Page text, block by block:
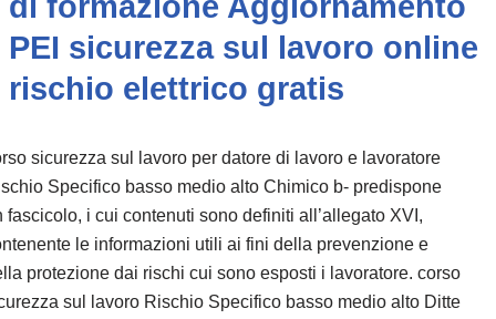
PEI sicurezza sul lavoro online
rischio elettrico gratis
sicurezza sul lavoro per datore di lavoro e lavoratore
Specifico basso medio alto Chimico b- predispone
fascicolo, i cui contenuti sono definiti all’allegato XVI,
le informazioni utili ai fini della prevenzione e
protezione dai rischi cui sono esposti i lavoratore. corso
sul lavoro Rischio Specifico basso medio alto Ditte